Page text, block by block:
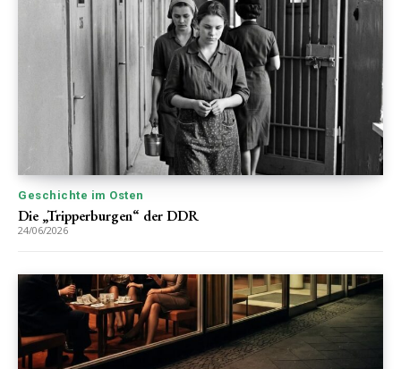
Geschichte im Osten
Die „Tripperburgen“ der DDR
24/06/2026